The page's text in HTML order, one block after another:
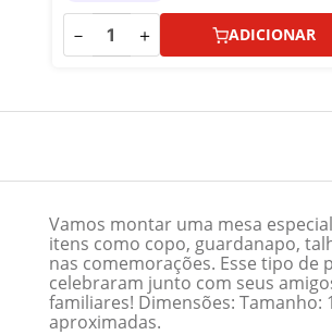
－ ＋ ADICIONAR
Vamos montar uma mesa
itens como copo, guardanapo,
nas comemorações. Esse tipo
celebraram junto com seus
familiares! Dimensões:
aproximadas.